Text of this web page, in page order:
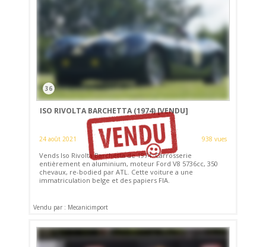
36
ISO RIVOLTA BARCHETTA (1974)[VENDU]
24 août 2021 938 vues
Vends Iso Rivolta Barchetta de 1974. Carrosserie
entièrement en aluminium, moteur Ford V8 5736cc, 350
chevaux, re-bodied par ATL. Cette voiture a une
immatriculation belge et des papiers FIA.
Vendu par : Mecanicimport